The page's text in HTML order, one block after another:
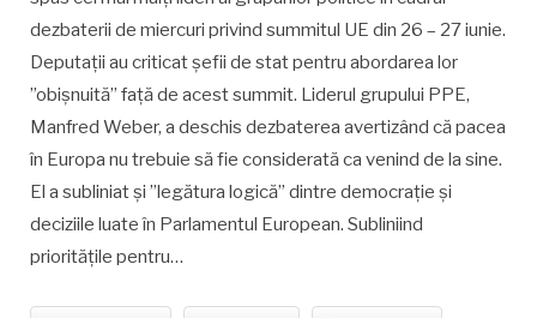
dezbaterii de miercuri privind summitul UE din 26 – 27 iunie.
Deputaţii au criticat şefii de stat pentru abordarea lor
”obişnuită” faţă de acest summit. Liderul grupului PPE,
Manfred Weber, a deschis dezbaterea avertizând că pacea
în Europa nu trebuie să fie considerată ca venind de la sine.
El a subliniat şi ”legătura logică” dintre democraţie şi
deciziile luate în Parlamentul European. Subliniind
priorităţile pentru…